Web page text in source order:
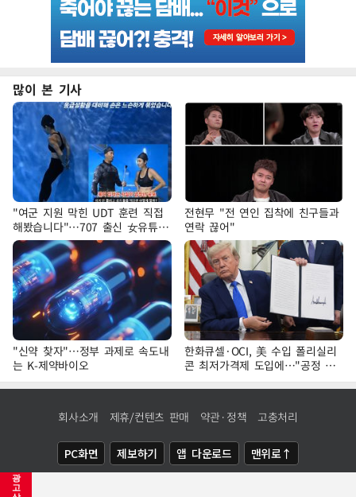
광
고
많이 본 기사
"여군 지원 막힌 UDT 훈련 직접
해봤습니다"…707 출신 女유튜버
'완벽 소화'
전현무 "전 연인 집착에 친구들과
연락 끊어"
"신약 찾자"…정부 과제로 속도내
는 K-제약바이오
한화큐셀·OCI, 美 수입 폴리실리
콘 최저가격제 도입에…"공정 경
쟁·수익성 개선 환영"
회사소개 제휴/컨텐츠 판매 약관·정책 고충처리
PC화면 제보하기 앱 다운로드 맨위로↑